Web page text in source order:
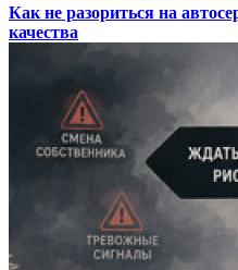
Как не разориться на
качества